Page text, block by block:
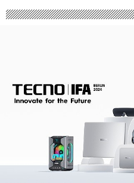
Kullanıyor, 2025’te